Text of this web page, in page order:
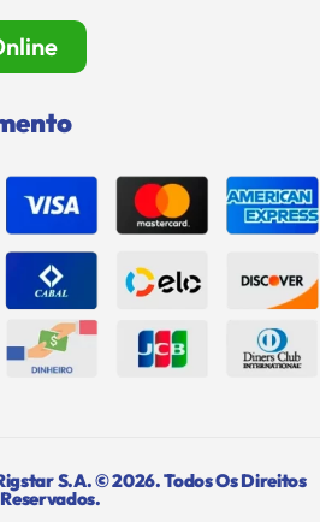
S.A. © 2026. Todos Os Direitos
Reservados.